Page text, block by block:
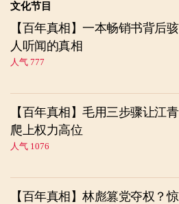
文化节目
【百年真相】一本畅销书背后骇
人听闻的真相
人气 777
【百年真相】毛用三步骤让江青
爬上权力高位
人气 1076
【百年真相】林彪篡党夺权？惊